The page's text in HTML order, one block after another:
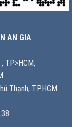
AN GIA
TP>HCM,
Thạnh, TP.HCM.